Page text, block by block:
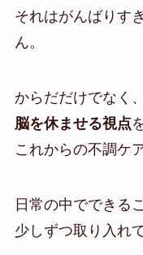
それはがんばりす
ん。
からだだけでなく、
脳を休ませる視点
これからの不調ケ
日常の中でできる
少しずつ取り入れ